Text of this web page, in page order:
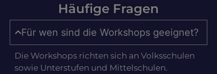
Häufige Fragen
Für wen sind die Workshops geeignet?
Die Workshops richten sich an Volksschulen
sowie Unterstufen und Mittelschulen.